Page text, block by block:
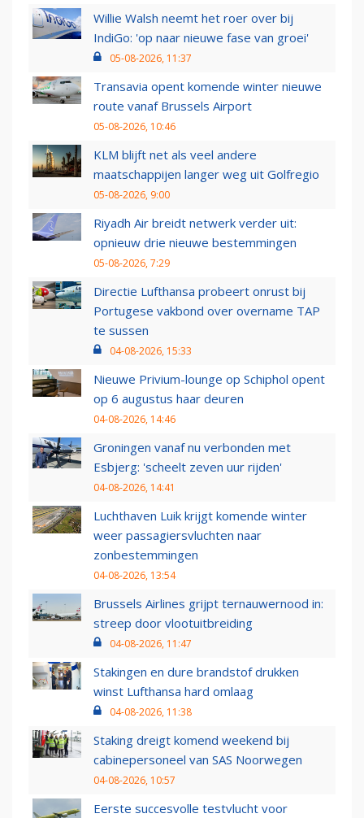
Willie Walsh neemt het roer over bij
IndiGo: 'op naar nieuwe fase van groei'
05-08-2026, 11:37
Transavia opent komende winter nieuwe
route vanaf Brussels Airport
05-08-2026, 10:46
KLM blijft net als veel andere
maatschappijen langer weg uit Golfregio
05-08-2026, 9:00
Riyadh Air breidt netwerk verder uit:
opnieuw drie nieuwe bestemmingen
05-08-2026, 7:29
Directie Lufthansa probeert onrust bij
Portugese vakbond over overname TAP
te sussen
04-08-2026, 15:33
Nieuwe Privium-lounge op Schiphol opent
op 6 augustus haar deuren
04-08-2026, 14:46
Groningen vanaf nu verbonden met
Esbjerg: 'scheelt zeven uur rijden'
04-08-2026, 14:41
Luchthaven Luik krijgt komende winter
weer passagiersvluchten naar
zonbestemmingen
04-08-2026, 13:54
Brussels Airlines grijpt ternauwernood in:
streep door vlootuitbreiding
04-08-2026, 11:47
Stakingen en dure brandstof drukken
winst Lufthansa hard omlaag
04-08-2026, 11:38
Staking dreigt komend weekend bij
cabinepersoneel van SAS Noorwegen
04-08-2026, 10:57
Eerste succesvolle testvlucht voor